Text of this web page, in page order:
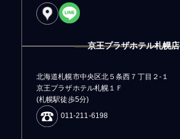
京王プラザホテル札幌店
北海道札幌市中央区北５条西７丁目２-１
京王プラザホテル札幌１Ｆ
(札幌駅徒歩5分)
011-211-6198